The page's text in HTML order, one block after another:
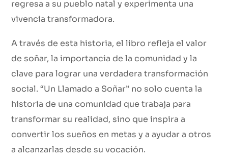
regresa a su pueblo natal y experimenta una
vivencia transformadora.
A través de esta historia, el libro refleja el valor
de soñar, la importancia de la comunidad y la
clave para lograr una verdadera transformación
social. “Un Llamado a Soñar” no solo cuenta la
historia de una comunidad que trabaja para
transformar su realidad, sino que inspira a
convertir los sueños en metas y a ayudar a otros
a alcanzarlas desde su vocación.